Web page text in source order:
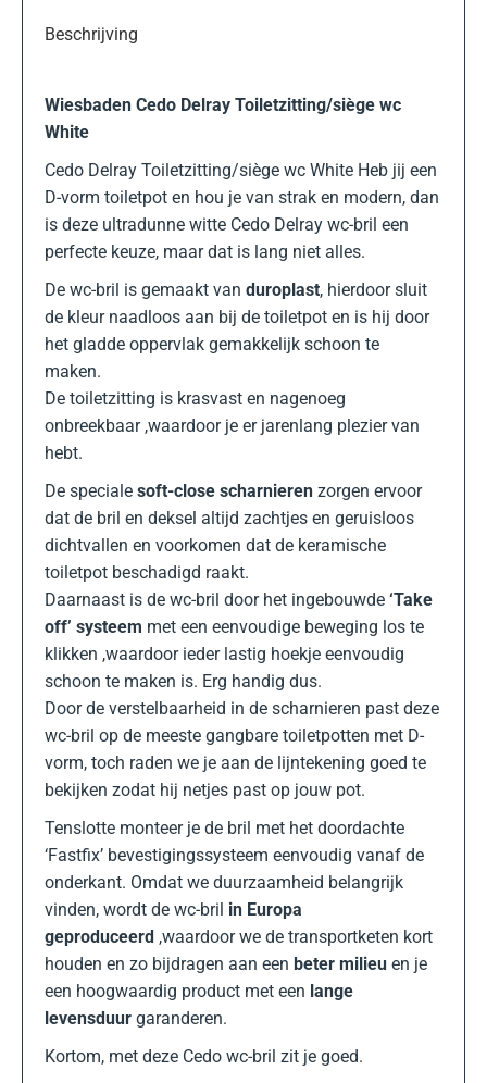
Beschrijving
Wiesbaden Cedo Delray Toiletzitting/siège wc
White
Cedo Delray Toiletzitting/siège wc White Heb jij een
D-vorm toiletpot en hou je van strak en modern, dan
is deze ultradunne witte Cedo Delray wc-bril een
perfecte keuze, maar dat is lang niet alles.
De wc-bril is gemaakt van duroplast, hierdoor sluit
de kleur naadloos aan bij de toiletpot en is hij door
het gladde oppervlak gemakkelijk schoon te
maken.
De toiletzitting is krasvast en nagenoeg
onbreekbaar ,waardoor je er jarenlang plezier van
hebt.
De speciale soft-close scharnieren zorgen ervoor
dat de bril en deksel altijd zachtjes en geruisloos
dichtvallen en voorkomen dat de keramische
toiletpot beschadigd raakt.
Daarnaast is de wc-bril door het ingebouwde ‘Take
off’ systeem met een eenvoudige beweging los te
klikken ,waardoor ieder lastig hoekje eenvoudig
schoon te maken is. Erg handig dus.
Door de verstelbaarheid in de scharnieren past deze
wc-bril op de meeste gangbare toiletpotten met D-
vorm, toch raden we je aan de lijntekening goed te
bekijken zodat hij netjes past op jouw pot.
Tenslotte monteer je de bril met het doordachte
‘Fastfix’ bevestigingssysteem eenvoudig vanaf de
onderkant. Omdat we duurzaamheid belangrijk
vinden, wordt de wc-bril in Europa
geproduceerd ,waardoor we de transportketen kort
houden en zo bijdragen aan een beter milieu en je
een hoogwaardig product met een lange
levensduur garanderen.
Kortom, met deze Cedo wc-bril zit je goed.